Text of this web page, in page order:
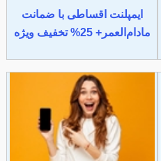
ایمپلنت اقساطی با ضمانت
مادام‌العمر+ 25% تخفیف ویژه